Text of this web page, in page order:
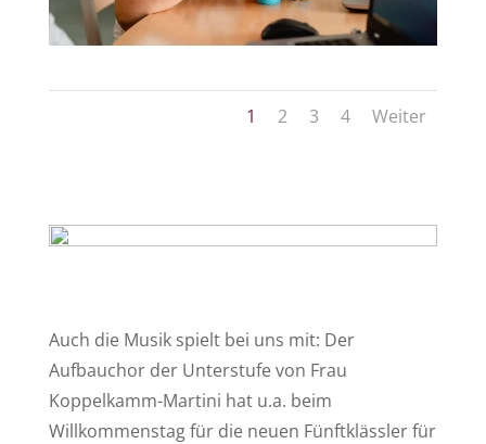
1 2 3 4 Weiter
Auch die Musik spielt bei uns mit: Der
Aufbauchor der Unterstufe von Frau
Koppelkamm-Martini hat u.a. beim
Willkommenstag für die neuen Fünftklässler für